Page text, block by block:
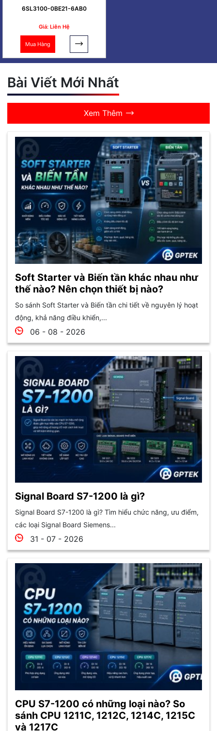
6SL3100-0BE21-6AB0
Giá: Liên Hệ
Mua Hàng
Bài Viết Mới Nhất
Xem Thêm
Soft Starter và Biến tần khác nhau như
thế nào? Nên chọn thiết bị nào?
So sánh Soft Starter và Biến tần chi tiết về nguyên lý hoạt
động, khả năng điều khiển,...
06 - 08 - 2026
Signal Board S7-1200 là gì?
Signal Board S7-1200 là gì? Tìm hiểu chức năng, ưu điểm,
các loại Signal Board Siemens...
31 - 07 - 2026
CPU S7-1200 có những loại nào? So
sánh CPU 1211C, 1212C, 1214C, 1215C
và 1217C